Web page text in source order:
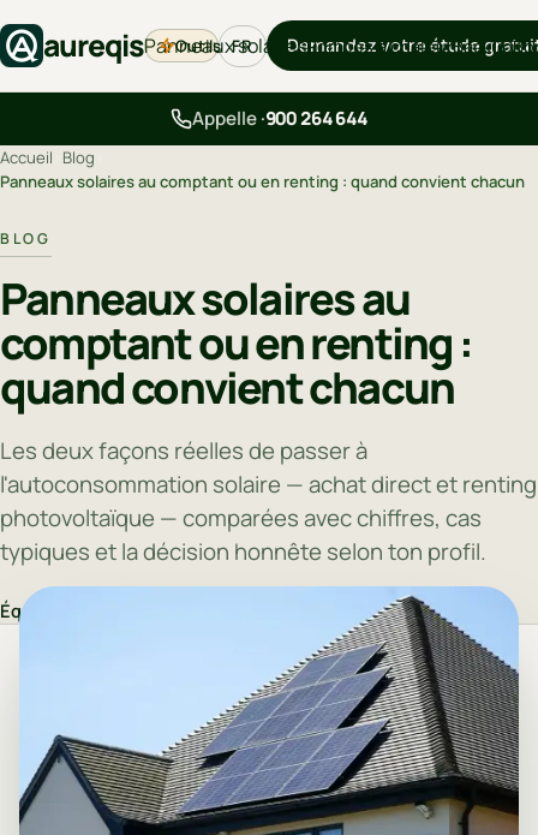
aureqisPanneaux solairesPompes à chaleurBackup
Outils FR Demandez votre étude
Appelle ·900 264 644
Accueil Blog
Panneaux solaires au comptant ou en renting : quand convient chacun
BLOG
Panneaux solaires au
comptant ou en renting :
quand convient chacun
Les deux façons réelles de passer à
l'autoconsommation solaire — achat direct et renting
photovoltaïque — comparées avec chiffres, cas
typiques et la décision honnête selon ton profil.
Équipe AUREQIS